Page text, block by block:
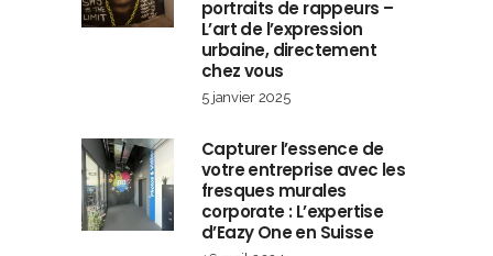
portraits de rappeurs –
L’art de l’expression
urbaine, directement
chez vous
5 janvier 2025
Capturer l’essence de
votre entreprise avec les
fresques murales
corporate : L’expertise
d’Eazy One en Suisse